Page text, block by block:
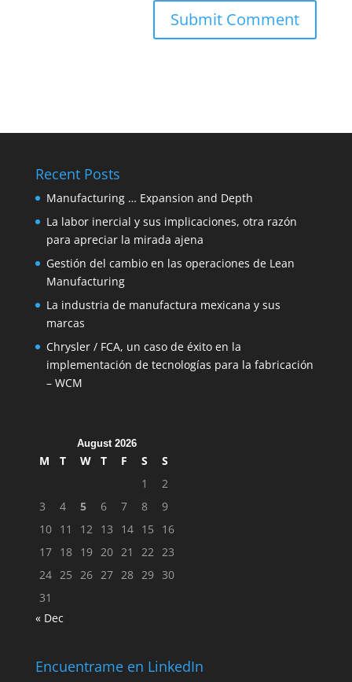
Recent Posts
Manufacturing … Expansion and Depth
La labor inercial y sus implicaciones, otra razón
para apreciar la mirada ajena
Gestión del cambio en las operaciones de Lean
Manufacturing
La industria de manufactura mexicana y sus
marcas
Chrysler / FCA, un caso de éxito en la
implementación de tecnologías para la fabricación
– WCM
August 2026
M T W T F S
S
1
2
3
4 5 6 7 8
9
10 11 12 13 14 15
16
17 18 19 20 21 22 23
24 25 26 27 28 29 30
31
« Dec
Encuentrame en LinkedIn